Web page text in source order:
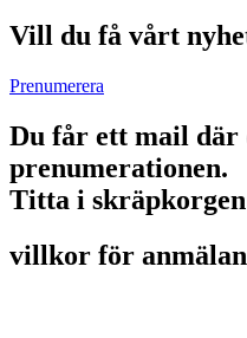
Vill du få vårt
Prenumerera
Du får ett mail där
prenumerationen.
Titta i
villkor för